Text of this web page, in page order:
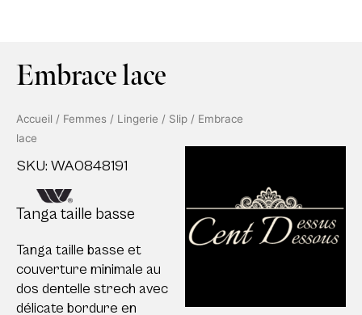
Embrace lace
Accueil / Femmes / Lingerie / Slip / Embrace
lace
SKU: WA0848191
Tanga taille basse
Tanga taille basse et
couverture minimale au
dos dentelle strech avec
délicate bordure en